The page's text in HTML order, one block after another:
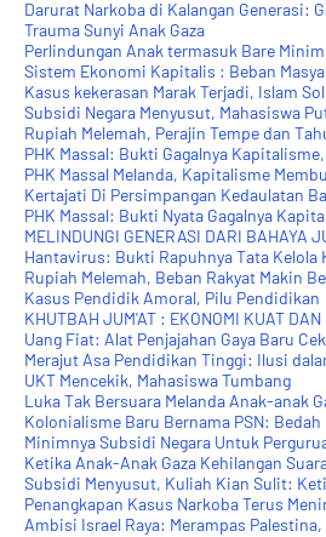
Darurat Narkoba di Kalangan Generasi:
Trauma Sunyi Anak Gaza
Perlindungan Anak termasuk Bare
Sistem ‎Ekonomi Kapitalis : Beban
Kasus kekerasan Marak Terjadi, Islam
Subsidi Negara Menyusut, Mahasiswa
Rupiah Melemah, Perajin Tempe dan
PHK Massal: Bukti Gagalnya
PHK Massal Melanda, Kapitalisme
Kertajati Di Persimpangan Kedaulatan
PHK Massal: Bukti Nyata Gagalnya
MELINDUNGI GENERASI DARI BAHAYA
Hantavirus: Bukti Rapuhnya Tata Kelola
Rupiah Melemah, Beban Rakyat Makin
Kasus Pendidik Amoral, Pilu Pendidikan
KHUTBAH JUM'AT : EKONOMI KUAT
Uang Fiat: Alat Penjajahan Gaya Baru
Merajut Asa Pendidikan Tinggi: Ilusi
UKT Mencekik, Mahasiswa Tumbang
Luka Tak Bersuara Melanda Anak-anak
Kolonialisme Baru Bernama PSN:
Minimnya Subsidi Negara Untuk
Ketika Anak-Anak Gaza Kehilangan
Subsidi Menyusut, Kuliah Kian Sulit:
Penangkapan Kasus Narkoba Terus
Ambisi Israel Raya: Merampas Palestina,